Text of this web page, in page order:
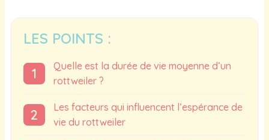
LES POINTS :
Quelle est la durée de vie moyenne d’un
rottweiler ?
Les facteurs qui influencent l’espérance de
vie du rottweiler